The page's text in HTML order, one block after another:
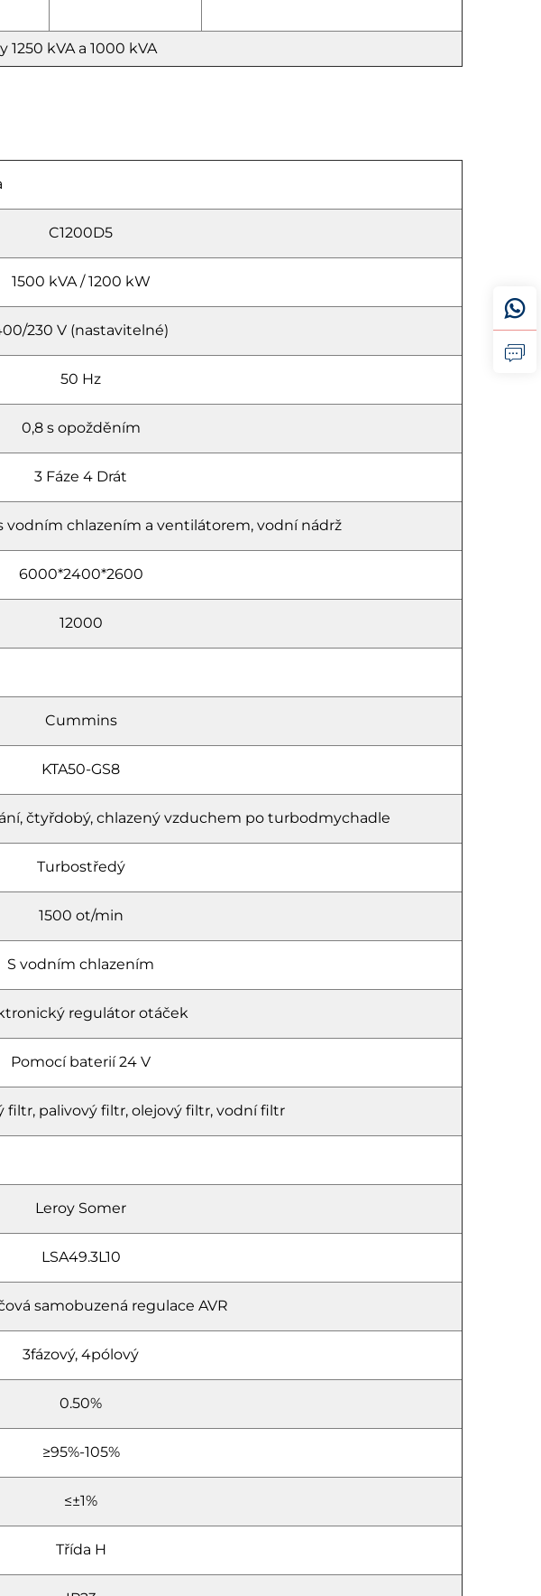
kVA a 1000 kVA
C1200D5
1500 kVA / 1200 kW
230 V (nastavitelné)
50 Hz
0,8 s opožděním
3 Fáze 4 Drát
vodním chlazením a ventilátorem, vodní nádrž
6000*2400*2600
12000
Cummins
KTA50-GS8
čtyřdobý, chlazený vzduchem po turbodmychadle
Turbostředý
1500 ot/min
S vodním chlazením
regulátor otáček
Pomocí baterií 24 V
filtr, palivový filtr, olejový filtr, vodní filtr
Leroy Somer
LSA49.3L10
samobuzená regulace AVR
3fázový, 4pólový
0.50%
≥95%-105%
≤±1%
Třída H